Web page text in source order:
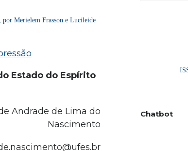
por Merielem Frasson e Lucileide
Estado do Espírito
Andrade de Lima do
Nascimento
Chatbot